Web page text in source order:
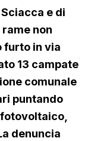
e di
non
furto in via
13 campate
comunale
puntando
denuncia